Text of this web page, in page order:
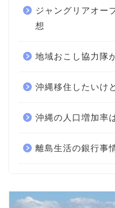
ジャングリアオー
想
地域おこし協力隊
沖縄移住したいけ
沖縄の人口増加率
離島生活の銀行事